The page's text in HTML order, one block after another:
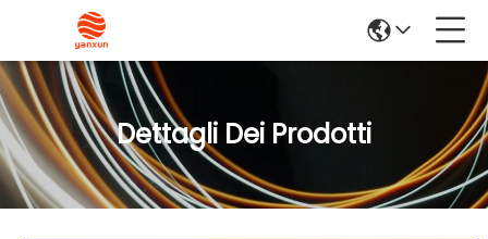
Dettagli Dei Prodotti